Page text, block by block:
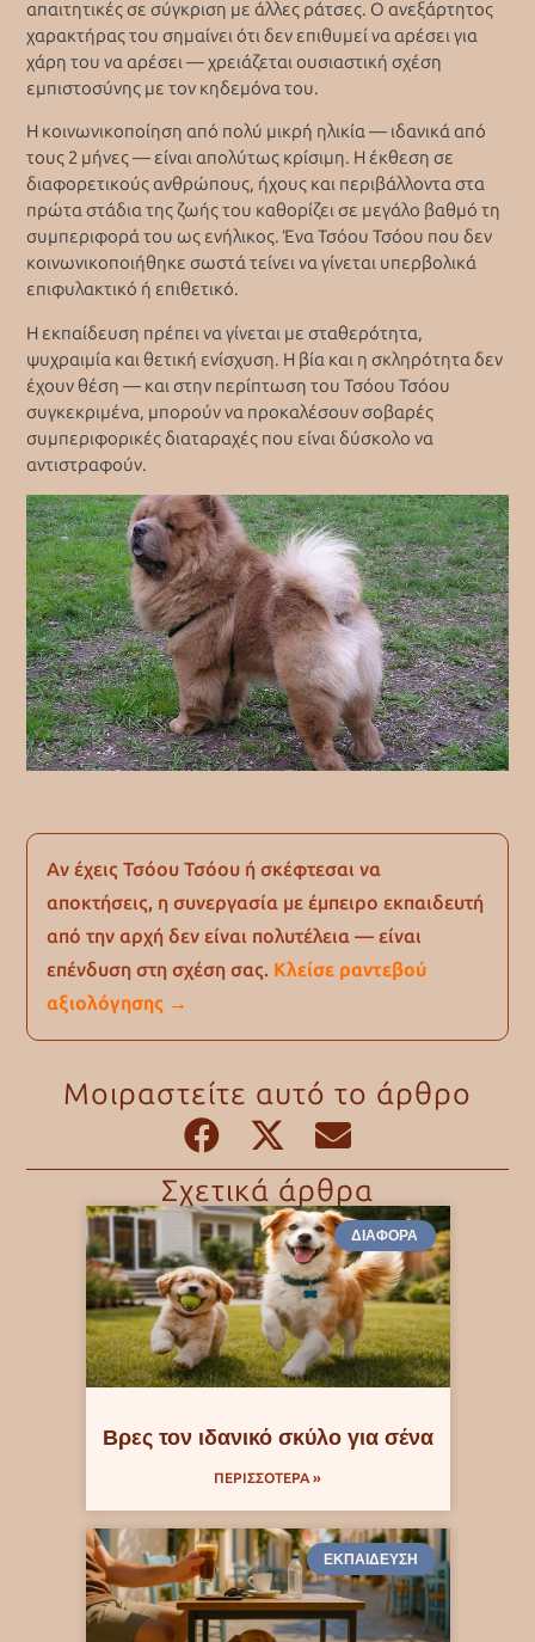
απαιτητικές σε σύγκριση με άλλες ράτσες. Ο ανεξάρτητος
χαρακτήρας του σημαίνει ότι δεν επιθυμεί να αρέσει για
χάρη του να αρέσει — χρειάζεται ουσιαστική σχέση
εμπιστοσύνης με τον κηδεμόνα του.
Η κοινωνικοποίηση από πολύ μικρή ηλικία — ιδανικά από
τους 2 μήνες — είναι απολύτως κρίσιμη. Η έκθεση σε
διαφορετικούς ανθρώπους, ήχους και περιβάλλοντα στα
πρώτα στάδια της ζωής του καθορίζει σε μεγάλο βαθμό τη
συμπεριφορά του ως ενήλικος. Ένα Τσόου Τσόου που δεν
κοινωνικοποιήθηκε σωστά τείνει να γίνεται υπερβολικά
επιφυλακτικό ή επιθετικό.
Η εκπαίδευση πρέπει να γίνεται με σταθερότητα,
ψυχραιμία και θετική ενίσχυση. Η βία και η σκληρότητα δεν
έχουν θέση — και στην περίπτωση του Τσόου Τσόου
συγκεκριμένα, μπορούν να προκαλέσουν σοβαρές
συμπεριφορικές διαταραχές που είναι δύσκολο να
αντιστραφούν.
Αν έχεις Τσόου Τσόου ή σκέφτεσαι να
αποκτήσεις, η συνεργασία με έμπειρο εκπαιδευτή
από την αρχή δεν είναι πολυτέλεια — είναι
επένδυση στη σχέση σας. Κλείσε ραντεβού
αξιολόγησης →
Μοιραστείτε αυτό το άρθρο
Σχετικά άρθρα
ΔΙΆΦΟΡΑ
Βρες τον ιδανικό σκύλο για σένα
ΠΕΡΙΣΣΟΤΕΡΑ »
ΕΚΠΑΊΔΕΥΣΗ